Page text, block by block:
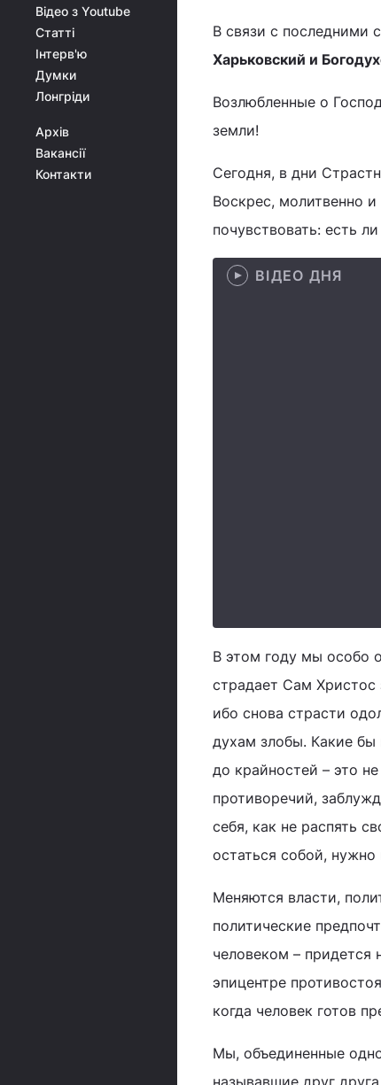
Відео з Youtube
Статті
Інтерв'ю
Думки
Лонгріди
Архів
Вакансії
Контакти
В связи с
Харьковский и
Возлюбленные о
земли!
Сегодня, в дни
Воскрес, молитвенно
почувствовать: есть
ВІДЕО ДНЯ
В этом году мы особо
страдает Сам
ибо снова страсти
духам злобы. Какие бы
до крайностей – это
противоречий,
себя, как не распять
остаться собой,
Меняются власти,
политические
человеком –
эпицентре
когда человек готов
Мы, объединенные
называвшие друг